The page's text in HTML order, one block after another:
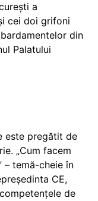
a
cei doi grifoni
din
Palatului
este pregătit de
„Cum facem
– temă-cheie în
CE,
de